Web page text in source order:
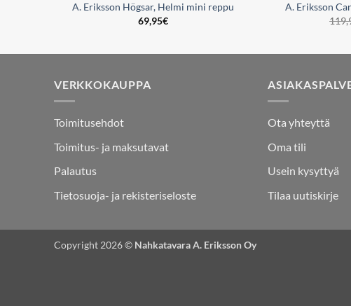
A. Eriksson Högsar, Helmi mini reppu
69,95€
A. Eriksson
VERKKOKAUPPA
Toimitusehdot
Toimitus- ja maksutavat
Palautus
Tietosuoja- ja rekisteriseloste
Ota yhteyttä
Oma tili
Usein kysyttyä
Tilaa uutiskirje
Copyright 2026 © Nahkatavara A. Eriksson Oy